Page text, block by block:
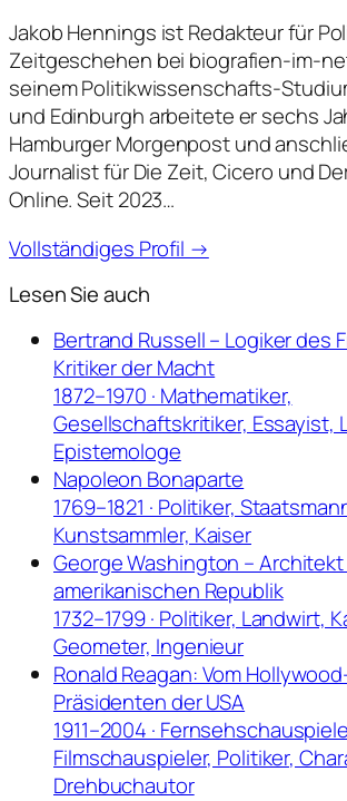
Jakob Hennings ist Redakteur für
Zeitgeschehen bei biografien-im-
seinem Politikwissenschafts-
und Edinburgh arbeitete er sechs
Hamburger Morgenpost und
Journalist für Die Zeit, Cicero und
Online. Seit 2023…
Vollständiges Profil →
Lesen Sie auch
Bertrand Russell – Logiker des
Kritiker der Macht
1872–1970 · Mathematiker,
Gesellschaftskritiker, Essayist,
Epistemologe
Napoleon Bonaparte
1769–1821 · Politiker,
Kunstsammler, Kaiser
George Washington –
amerikanischen Republik
1732–1799 · Politiker, Landwirt,
Geometer, Ingenieur
Ronald Reagan: Vom
Präsidenten der USA
1911–2004 ·
Filmschauspieler, Politiker,
Drehbuchautor